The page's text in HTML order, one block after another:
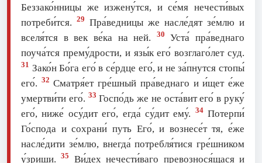
Беззако́нницы же изжену́тся, и се́мя нечести́вых
потреби́тся. 29 Пра́ведницы же насле́дят зе́млю и
вселя́тся в век ве́ка на ней.
30
Уста́ пра́веднаго
поуча́тся прему́дрости, и язы́к eго́ возглаго́лет суд.
31 Зако́н Бо́га eго́ в се́рдце eго́, и не за́пнутся стопы́
eго́. 32 Сматря́ет гре́шный пра́веднаго и и́щет е́же
умертви́ти eго́. 33 Госпо́дь же не оста́вит eго́ в руку́
eго́, ниже́ осу́дит eго́, егда́ су́дит eму́. 34Потерпи́
Го́спода и сохрани́ путь Его́, и вознесе́т тя, е́же
насле́дити зе́млю, внегда́ потребля́тися гре́шником
у́зриши.35 Ви́дех нечести́ваго превознося́щася и